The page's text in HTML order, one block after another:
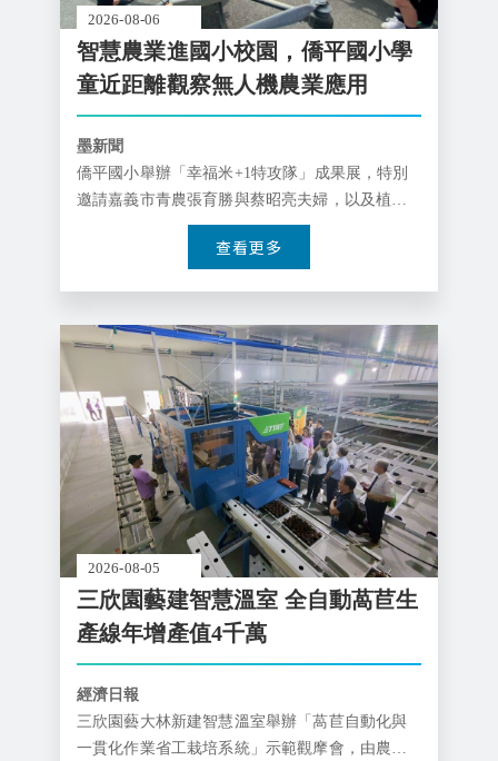
2026-08-06
智慧農業進國小校園，僑平國小學
童近距離觀察無人機農業應用
墨新聞
僑平國小舉辦「幸福米+1特攻隊」成果展，特別
邀請嘉義市青農張育勝與蔡昭亮夫婦，以及植保
機專家張志韋到場，實地示範大型植保無人機的
智慧灌溉與精準噴灑技術。學生透過近距離觀察
業的實務應用。
查看更多
2026-08-05
三欣園藝建智慧溫室 全自動萵苣生
產線年增產值4千萬
經濟日報
三欣園藝大林新建智慧溫室舉辦「萵苣自動化與
一貫化作業省工栽培系統」示範觀摩會，由農試